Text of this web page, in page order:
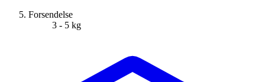
Forsendelse
3 - 5 kg